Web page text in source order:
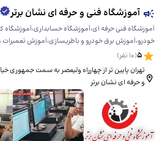
آموزشگاه فنی و حرفه ای نشان برتر
آموزشگاه فنی حرفه ای،آموزشگاه حسابداری،آموزشگاه
خودرو،آموزش برق خودرو و باطریسازی،آموزش
5
(
10 نفر)
و حرفه ای نشان برتر